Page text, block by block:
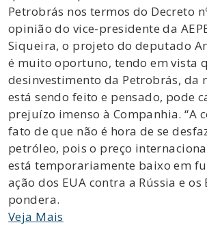
Petrobrás nos termos do Decreto
opinião do vice-presidente da
Siqueira, o projeto do deputado
é muito oportuno, tendo em vista
desinvestimento da Petrobrás, da
está sendo feito e pensado, pode
prejuízo imenso à Companhia. “A
fato de que não é hora de se
petróleo, pois o preço
está temporariamente baixo em
ação dos EUA contra a Rússia e os
pondera.
Veja Mais